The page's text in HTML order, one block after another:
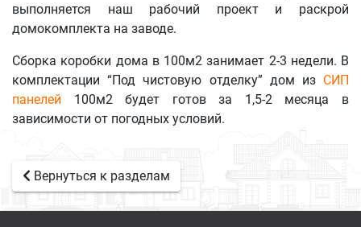
выполняется наш рабочий проект и раскрой
домокомплекта на заводе.
Сборка коробки дома в 100м2 занимает 2-3 недели. В
комплектации “Под чистовую отделку” дом из СИП
панелей 100м2 будет готов за 1,5-2 месяца в
зависимости от погодных условий.
Вернуться к разделам